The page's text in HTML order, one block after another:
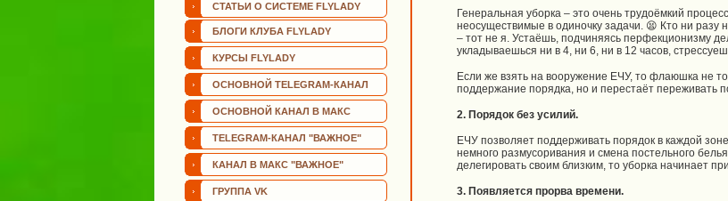
СТАТЬИ О СИСТЕМЕ FLYLADY
БЛОГИ КЛУБА FLYLADY
КУРСЫ FLYLADY
ОСНОВНОЙ TELEGRAM-КАНАЛ
ОСНОВНОЙ КАНАЛ В МАКС
TELEGRAM-КАНАЛ "ВАЖНОЕ"
КАНАЛ В МАКС "ВАЖНОЕ"
ГРУППА VK
Генеральная уборка – это очень трудоёмкий
неосуществимые в одиночку задачи. 😫 Кто ни разу
– тот не я. Устаёшь, подчиняясь перфекционизму
укладываешься ни в 4, ни 6, ни в 12 часов,
Если же взять на вооружение ЕЧУ, то флаюшка не
поддержание порядка, но и перестаёт переживать
2. Порядок без усилий.
ЕЧУ позволяет поддерживать порядок в каждой
немного размусоривания и смена постельного
делегировать своим близким, то уборка начинает
3. Появляется прорва времени.